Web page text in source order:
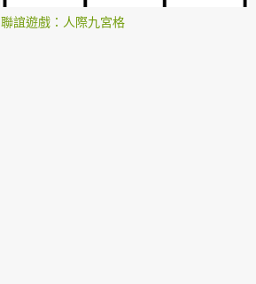
聯誼遊戲：人際九宮格